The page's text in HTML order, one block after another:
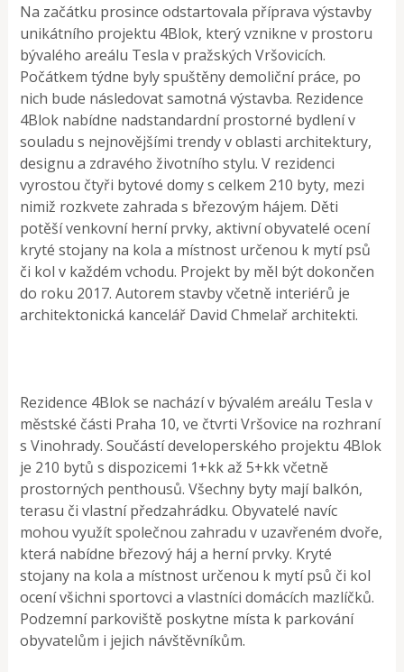
Na začátku prosince odstartovala příprava výstavby
unikátního projektu 4Blok, který vznikne v prostoru
bývalého areálu Tesla v pražských Vršovicích.
Počátkem týdne byly spuštěny demoliční práce, po
nich bude následovat samotná výstavba. Rezidence
4Blok nabídne nadstandardní prostorné bydlení v
souladu s nejnovějšími trendy v oblasti architektury,
designu a zdravého životního stylu. V rezidenci
vyrostou čtyři bytové domy s celkem 210 byty, mezi
nimiž rozkvete zahrada s březovým hájem. Děti
potěší venkovní herní prvky, aktivní obyvatelé ocení
kryté stojany na kola a místnost určenou k mytí psů
či kol v každém vchodu. Projekt by měl být dokončen
do roku 2017. Autorem stavby včetně interiérů je
architektonická kancelář David Chmelař architekti.
Rezidence 4Blok se nachází v bývalém areálu Tesla v
městské části Praha 10, ve čtvrti Vršovice na rozhraní
s Vinohrady. Součástí developerského projektu 4Blok
je 210 bytů s dispozicemi 1+kk až 5+kk včetně
prostorných penthousů. Všechny byty mají balkón,
terasu či vlastní předzahrádku. Obyvatelé navíc
mohou využít společnou zahradu v uzavřeném dvoře,
která nabídne březový háj a herní prvky. Kryté
stojany na kola a místnost určenou k mytí psů či kol
ocení všichni sportovci a vlastníci domácích mazlíčků.
Podzemní parkoviště poskytne místa k parkování
obyvatelům i jejich návštěvníkům.